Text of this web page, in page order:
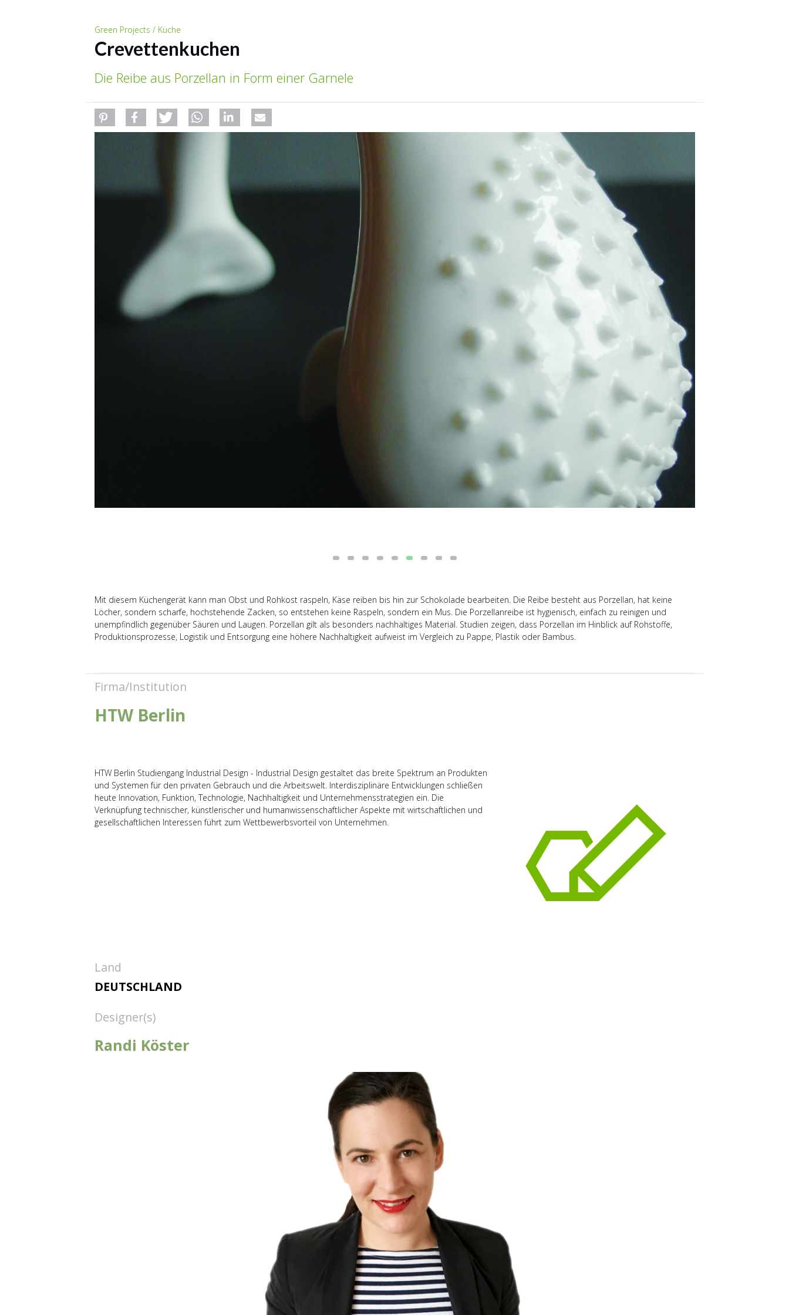
Green Projects / Küche
Crevettenkuchen
Die Reibe aus Porzellan in Form einer Garnele
Mit diesem Küchengerät kann man Obst und Rohkost raspeln, Käse reiben bis hin zur Schokolade bearbeiten. Die Reibe besteht aus Porzellan, hat keine
Löcher, sondern scharfe, hochstehende Zacken, so entstehen keine Raspeln, sondern ein Mus. Die Porzellanreibe ist hygienisch, einfach zu reinigen und
unempfindlich gegenüber Säuren und Laugen. Porzellan gilt als besonders nachhaltiges Material. Studien zeigen, dass Porzellan im Hinblick auf Rohstoffe,
Produktionsprozesse, Logistik und Entsorgung eine höhere Nachhaltigkeit aufweist im Vergleich zu Pappe, Plastik oder Bambus.
Firma/Institution
HTW Berlin
HTW Berlin Studiengang Industrial Design - Industrial Design gestaltet das breite Spektrum an Produkten
und Systemen für den privaten Gebrauch und die Arbeitswelt. Interdisziplinäre Entwicklungen schließen
heute Innovation, Funktion, Technologie, Nachhaltigkeit und Unternehmensstrategien ein. Die
Verknüpfung technischer, künstlerischer und humanwissenschaftlicher Aspekte mit wirtschaftlichen und
gesellschaftlichen Interessen führt zum Wettbewerbsvorteil von Unternehmen.
Land
DEUTSCHLAND
Designer(s)
Randi Köster